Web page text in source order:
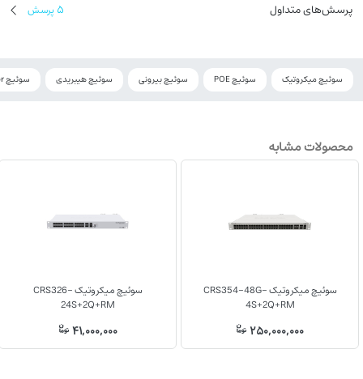
پرسش‌های متداول 5 پرسش
سوئیچ میکروتیک سوئیچ POE سوئیچ بیرونی سوئیچ هیبریدی سوئیچ Outdoor
محصولات مشابه
سوئیچ میکروتیک CRS354-48G-
4S+2Q+RM
250,000,000
سوئیچ میکروتیک CRS326-
24S+2Q+RM
41,000,000